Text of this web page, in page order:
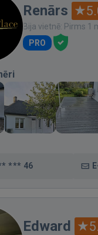
Renārs
Bija vietnē: Pirms 1
PRO
*** 46
Edward